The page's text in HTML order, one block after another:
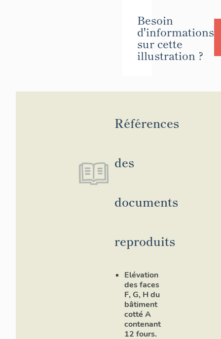
Besoin
d'informations
sur cette
illustration ?
Références
des
documents
reproduits
Elévation
des faces
F, G, H du
bâtiment
cotté A
contenant
12 fours.